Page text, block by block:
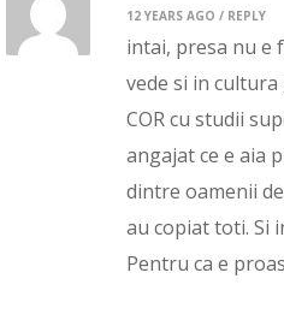
12 YEARS AGO / REPLY
intai, presa nu e
vede si in
COR cu studii
angajat ce e aia
dintre oamenii
au copiat toti. Si
Pentru ca e